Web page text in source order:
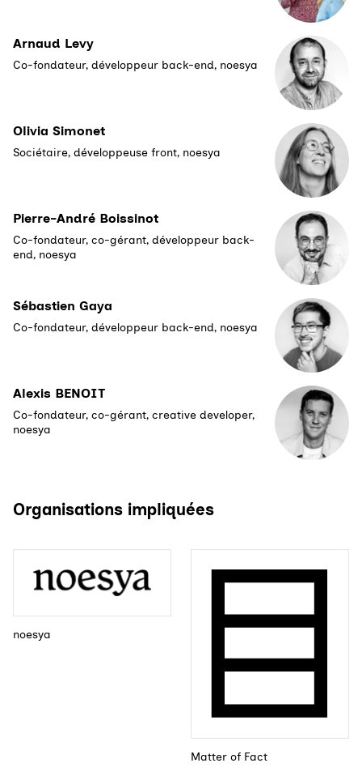
Arnaud Levy
Co-fondateur, développeur back-end, noesya
Olivia Simonet
Sociétaire, développeuse front, noesya
Pierre-André Boissinot
Co-fondateur, co-gérant, développeur back-
end, noesya
Sébastien Gaya
Co-fondateur, développeur back-end, noesya
Alexis BENOIT
Co-fondateur, co-gérant, creative developer,
noesya
Organisations impliquées
noesya
Matter of Fact